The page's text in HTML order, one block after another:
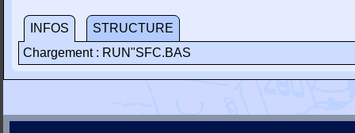
INFOS
STRUCTURE
Chargement : RUN"SFC.BAS